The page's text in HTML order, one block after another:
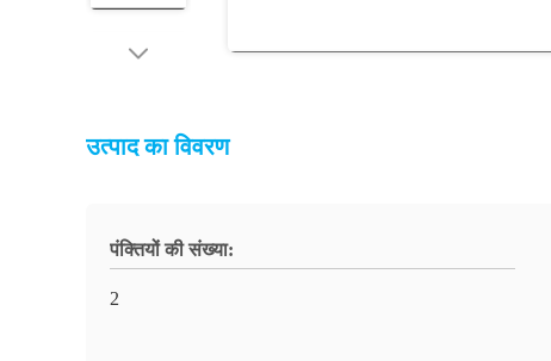
उत्पाद का विवरण
पंक्तियों की संख्या:
2